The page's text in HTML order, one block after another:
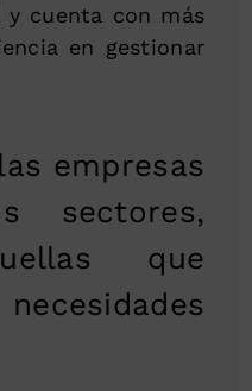
y cuenta con más
en gestionar
empresas
sectores,
que